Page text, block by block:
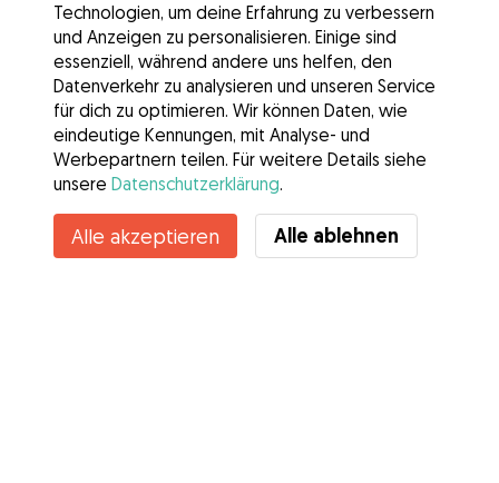
Technologien, um deine Erfahrung zu verbessern
und Anzeigen zu personalisieren. Einige sind
essenziell, während andere uns helfen, den
Datenverkehr zu analysieren und unseren Service
für dich zu optimieren. Wir können Daten, wie
eindeutige Kennungen, mit Analyse- und
Werbepartnern teilen. Für weitere Details siehe
unsere Datenschutzerklärung.
Alle akzeptieren Alle ablehnen